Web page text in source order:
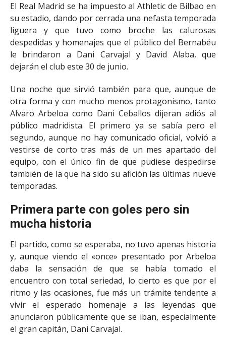
El Real Madrid se ha impuesto al Athletic de Bilbao en
su estadio, dando por cerrada una nefasta temporada
liguera y que tuvo como broche las calurosas
despedidas y homenajes que el público del Bernabéu
le brindaron a Dani Carvajal y David Alaba, que
dejarán el club este 30 de junio.
Una noche que sirvió también para que, aunque de
otra forma y con mucho menos protagonismo, tanto
Alvaro Arbeloa como Dani Ceballos dijeran adiós al
público madridista. El primero ya se sabía pero el
segundo, aunque no hay comunicado oficial, volvió a
vestirse de corto tras más de un mes apartado del
equipo, con el único fin de que pudiese despedirse
también de la que ha sido su afición las últimas nueve
temporadas.
Primera parte con goles pero sin
mucha historia
El partido, como se esperaba, no tuvo apenas historia
y, aunque viendo el «once» presentado por Arbeloa
daba la sensación de que se había tomado el
encuentro con total seriedad, lo cierto es que por el
ritmo y las ocasiones, fue más un trámite tendente a
vivir el esperado homenaje a las leyendas que
anunciaron públicamente que se iban, especialmente
el gran capitán, Dani Carvajal.